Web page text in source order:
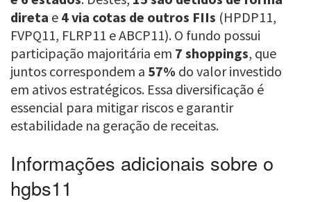
direta e 4 via cotas de outros FIIs (HPDP11,
FVPQ11, FLRP11 e ABCP11). O fundo possui
participação majoritária em 7 shoppings, que
juntos correspondem a 57% do valor investido
em ativos estratégicos. Essa diversificação é
essencial para mitigar riscos e garantir
estabilidade na geração de receitas.
Informações adicionais sobre o
hgbs11